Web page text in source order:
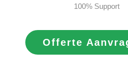
100% Support
Offerte